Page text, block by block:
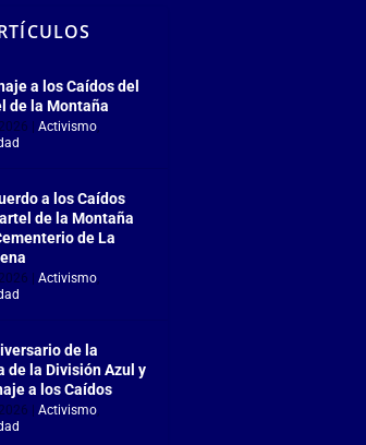
a los Caídos del
de la Montaña
|Activismo,
a los Caídos
de la Montaña
de La
|Activismo,
de la
de la División Azul y
a los Caídos
|Activismo,